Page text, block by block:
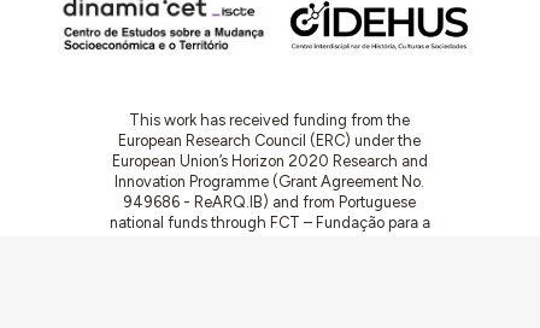
This work has received funding from the
European Research Council (ERC) under the
European Union’s Horizon 2020 Research and
Innovation Programme (Grant Agreement No.
949686 - ReARQ.IB) and from Portuguese
national funds through FCT – Fundação para a